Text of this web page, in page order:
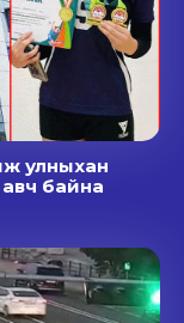
улныхан
авч байна